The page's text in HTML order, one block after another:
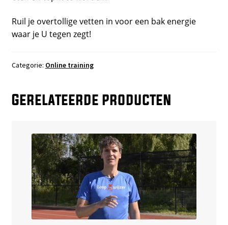
Ruil je overtollige vetten in voor een bak energie
waar je U tegen zegt!
Categorie: Online training
Gerelateerde producten